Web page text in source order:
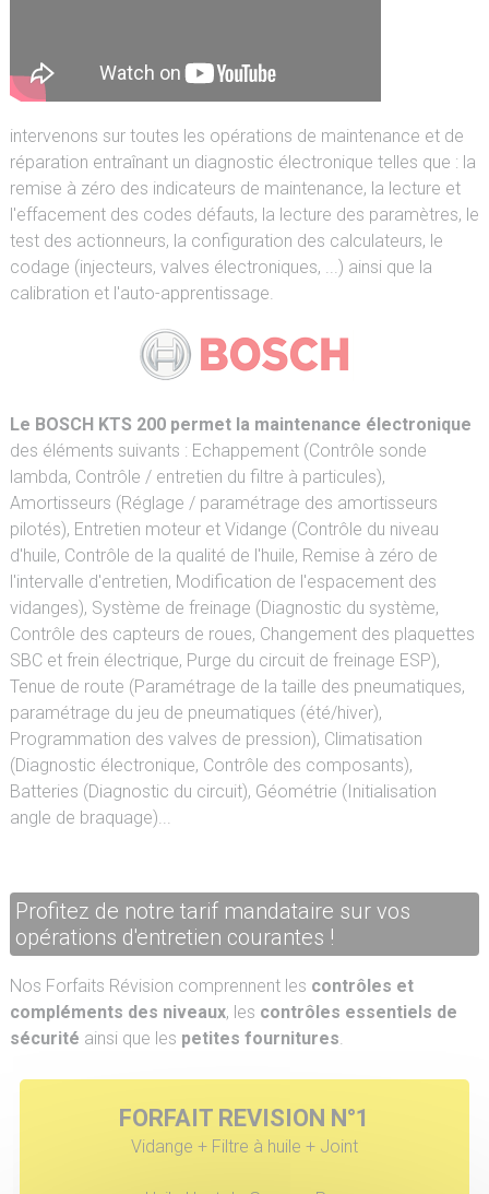
intervenons sur toutes les opérations de maintenance et de
réparation entraînant un diagnostic électronique telles que : la
remise à zéro des indicateurs de maintenance, la lecture et
l'effacement des codes défauts, la lecture des paramètres, le
test des actionneurs, la configuration des calculateurs, le
codage (injecteurs, valves électroniques, ...) ainsi que la
calibration et l'auto-apprentissage.
Le BOSCH KTS 200 permet la maintenance électronique
des éléments suivants : Echappement (Contrôle sonde
lambda, Contrôle / entretien du filtre à particules),
Amortisseurs (Réglage / paramétrage des amortisseurs
pilotés), Entretien moteur et Vidange (Contrôle du niveau
d'huile, Contrôle de la qualité de l'huile, Remise à zéro de
l'intervalle d'entretien, Modification de l'espacement des
vidanges), Système de freinage (Diagnostic du système,
Contrôle des capteurs de roues, Changement des plaquettes
SBC et frein électrique, Purge du circuit de freinage ESP),
Tenue de route (Paramétrage de la taille des pneumatiques,
paramétrage du jeu de pneumatiques (été/hiver),
Programmation des valves de pression), Climatisation
(Diagnostic électronique, Contrôle des composants),
Batteries (Diagnostic du circuit), Géométrie (Initialisation
angle de braquage)...
Profitez de notre tarif mandataire sur vos
opérations d'entretien courantes !
Nos Forfaits Révision comprennent les contrôles et
compléments des niveaux, les contrôles essentiels de
sécurité ainsi que les petites fournitures.
FORFAIT REVISION N°1
Vidange + Filtre à huile + Joint